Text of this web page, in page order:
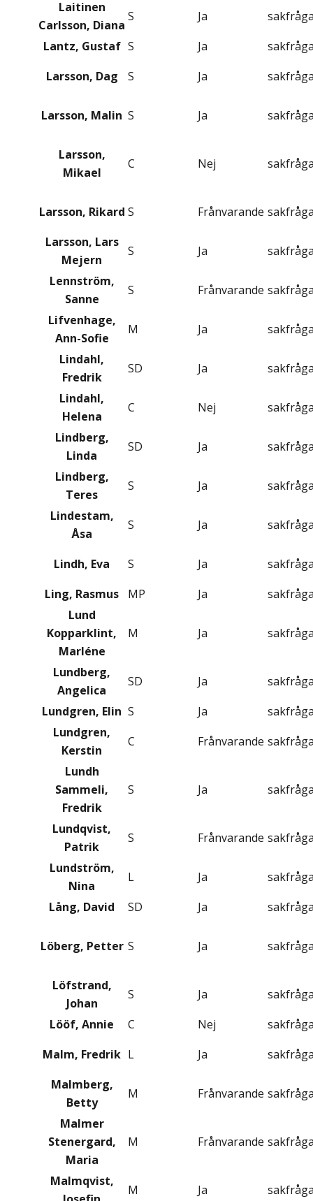
Laitinen
Carlsson, Diana
S Ja
Lantz, Gustaf S Ja
Larsson, Dag
S Ja
Larsson, Malin S Ja
Larsson,
Mikael
C Nej
Larsson, Rikard S Frånvarande
Larsson, Lars
Mejern
S Ja
Lennström,
Sanne
S Frånvarande
Lifvenhage,
Ann-Sofie
M Ja
Lindahl,
Fredrik
SD Ja
Lindahl,
Helena
C Nej
Lindberg,
Linda
SD Ja
Lindberg,
Teres
S Ja
Lindestam,
Åsa
S Ja
Lindh, Eva S Ja
Ling, Rasmus
MP Ja
Lund
Kopparklint,
Marléne
M Ja
Lundberg,
Angelica
SD Ja
Lundgren, Elin S Ja
Lundgren,
Kerstin
C Frånvarande
Lundh
Sammeli,
Fredrik
S Ja
Lundqvist,
Patrik
S Frånvarande
Lundström,
Nina
L Ja
Lång, David
SD Ja
Löberg, Petter S Ja
Löfstrand,
Johan
S Ja
Lööf, Annie
C Nej
Malm, Fredrik L Ja
Malmberg,
Betty
M Frånvarande
Malmer
Stenergard,
Maria
M Frånvarande
Malmqvist,
M Ja